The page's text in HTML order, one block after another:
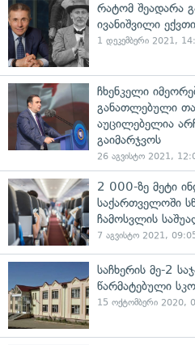
რატომ შეადარა
ივანიშვილი
1 დეკემბერი 2021,
ჩხენკელი
განათლებული
აუცილებელია
გაიმარჯვოს
26 აგვისტო 2021,
2 000-ზე მეტი
საქართველოში
ჩამოსვლის
7 აგვისტო 2021,
საჩხერის მე-2
წარმატებული
15 ოქტომბერი 2020,